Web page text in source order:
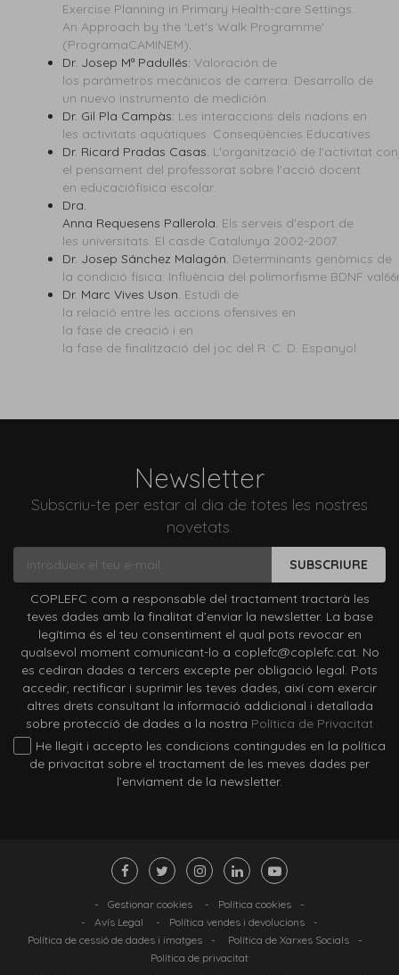
Exercise Planning in Primary Health-care Settings.
An Approach by the 'Let's Walk Programme'
(ProgramaCAMINEM).
Dr. Josep Mª Padullés: Valoración de
los parámetros mecànicos de carrera. Desarrollo de
un nuevo instrumento de medición.
Dr. Gil Pla Campàs: Les interaccions dels nadons en
les activitats aquàtiques. Conseqüències Educatives.
Dr. Ricard Pradas Casas. L'organització de l'activitat
el pensament del professorat sobre l'acció docent
en educaciófísica escolar.
Dra.
Anna Requesens Pallerola. Els serveis d'esport de
les universitats. El casde Catalunya 2002-2007.
Dr. Josep Sánchez Malagón. Determinants genòmics de
la condició física: Influència del polimorfisme BDNF
Dr. Marc Vives Uson. Estudi de
la relació entre les accions ofensives en
la fase de creació i en
la fase de finalització del joc del R. C. D. Espanyol.
Newsletter
Subscriu-te per estar al dia de totes les nostres
novetats.
SUBSCRIURE
COPLEFC com a responsable del tractament tractarà les
teves dades amb la finalitat d’enviar la newsletter. La base
legítima és el teu consentiment el qual pots revocar en
qualsevol moment comunicant-lo a coplefc@coplefc.cat. No
es cediran dades a tercers excepte per obligació legal. Pots
accedir, rectificar i suprimir les teves dades, així com exercir
altres drets consultant la informació addicional i detallada
sobre protecció de dades a la nostra Política de Privacitat
He llegit i accepto les condicions contingudes en la política
de privacitat sobre el tractament de les meves dades per
l’enviament de la newsletter.
- Gestionar cookies - Política cookies
-
-
Avís Legal - Política vendes i devolucions
-
Política de cessió de dades i imatges
- Política de Xarxes Socials
-
Política de privacitat